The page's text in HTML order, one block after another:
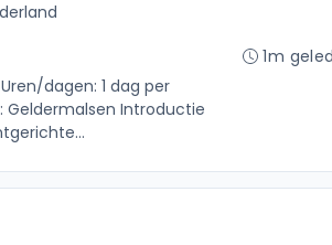
dagen: 1 dag per
Geldermalsen Introductie
1m